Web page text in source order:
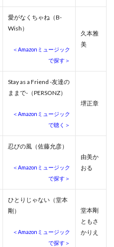
愛がなくちゃね（B-
Wish）
＜Amazonミュージック
で探す＞
久本雅
美
Stay as a Friend -友達の
ままで-（PERSONZ）
＜Amazonミュージック
で聴く＞
堺正章
忍びの風（佐藤允彦）
＜Amazonミュージック
で探す＞
由美か
おる
ひとりじゃない（堂本
剛）
＜Amazonミュージック
で探す＞
堂本剛
ともさ
かりえ